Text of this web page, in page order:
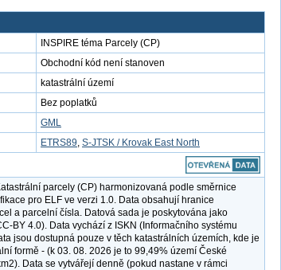
INSPIRE téma Parcely (CP)
Obchodní kód není stanoven
katastrální území
Bez poplatků
GML
ETRS89, S-JTSK / Krovak East North
parcely (CP) harmonizovaná podle směrnice
pro ELF ve verzi 1.0. Data obsahují hranice
a parcelní čísla. Datová sada je poskytována jako
BY 4.0). Data vychází z ISKN (Informačního systému
jsou dostupná pouze v těch katastrálních územích, kde je
formě - (k 03. 08. 2026 je to 99,49% území České
Data se vytvářejí denně (pokud nastane v rámci